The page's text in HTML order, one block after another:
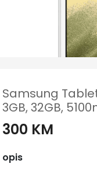
Samsung Tablet
3GB, 32GB,
300 KM
opis